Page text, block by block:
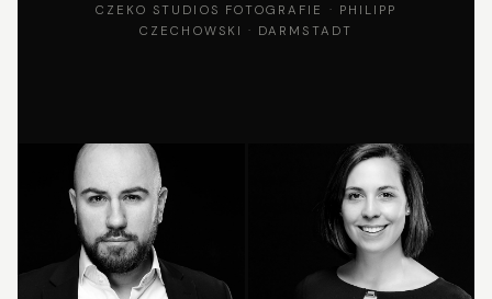
CZEKO STUDIOS FOTOGRAFIE · PHILIPP
CZECHOWSKI · DARMSTADT